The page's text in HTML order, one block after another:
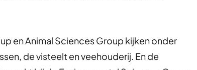
en Animal Sciences Group kijken onder
de visteelt en veehouderij. En de